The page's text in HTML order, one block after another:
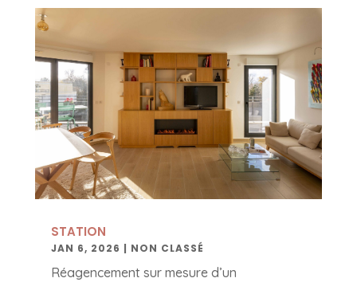
STATION
JAN 6, 2026 | NON CLASSÉ
Réagencement sur mesure d’un